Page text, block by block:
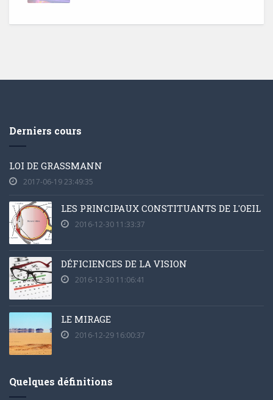
Derniers cours
LOI DE GRASSMANN
2017-06-19 23:49:35
LES PRINCIPAUX CONSTITUANTS DE L'OEIL
2016-12-30 11:33:37
DÉFICIENCES DE LA VISION
2016-12-30 11:06:41
LE MIRAGE
2016-12-29 16:00:37
Quelques définitions